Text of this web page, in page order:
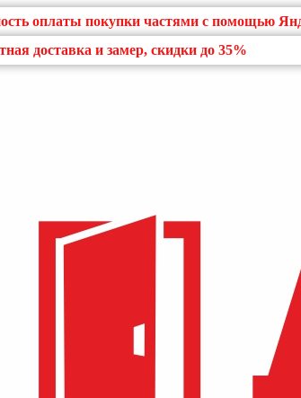
оплаты покупки частями с помощью
доставка и замер, скидки до 35%